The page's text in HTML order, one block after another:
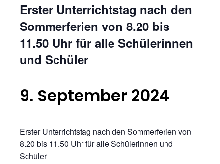
Erster Unterrichtstag nach den
Sommerferien von 8.20 bis
11.50 Uhr für alle Schülerinnen
und Schüler
9. September 2024
Erster Unterrichtstag nach den Sommerferien von
8.20 bis 11.50 Uhr für alle Schülerinnen und
Schüler